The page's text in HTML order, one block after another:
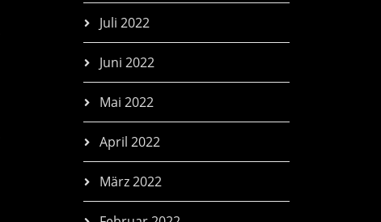
Juli 2022
Juni 2022
Mai 2022
April 2022
März 2022